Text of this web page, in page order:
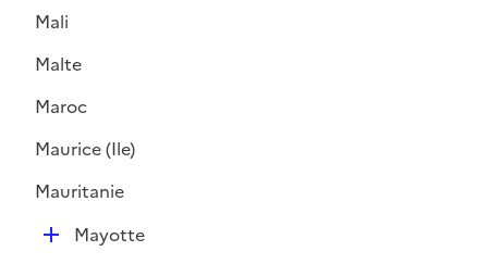
Mali
Malte
Maroc
Maurice (Ile)
Mauritanie
DMayotte